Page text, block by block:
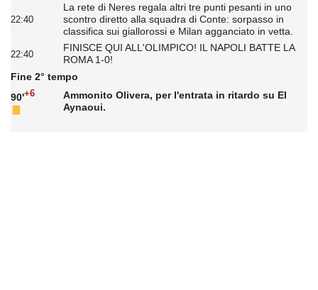
22:40
La rete di Neres regala altri tre punti pesanti in uno
scontro diretto alla squadra di Conte: sorpasso in
classifica sui giallorossi e Milan agganciato in vetta.
22:40
FINISCE QUI ALL'OLIMPICO! IL NAPOLI BATTE LA
ROMA 1-0!
Fine 2° tempo
90'+6
Ammonito Olivera, per l'entrata in ritardo su El
Aynaoui.